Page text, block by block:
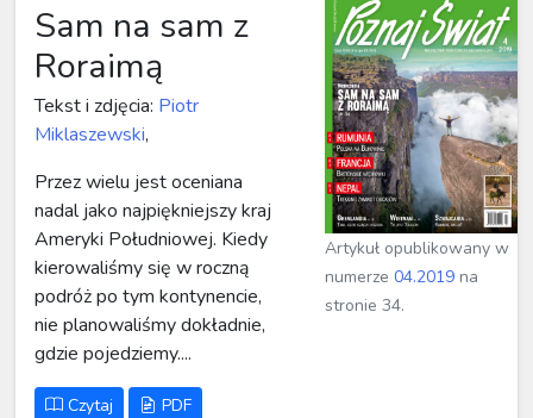
Sam na sam z
Roraimą
Tekst i zdjęcia: Piotr
Miklaszewski,
Przez wielu jest oceniana
nadal jako najpiękniejszy kraj
Ameryki Południowej. Kiedy
kierowaliśmy się w roczną
podróż po tym kontynencie,
nie planowaliśmy dokładnie,
gdzie pojedziemy....
Czytaj PDF
Artykuł opublikowany w
numerze04.2019 na
stronie 34.